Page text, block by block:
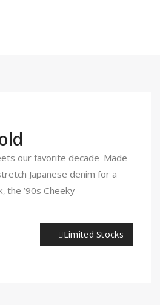
our favorite decade. Made
Japanese denim for a
the ’90s Cheeky
Limited Stocks